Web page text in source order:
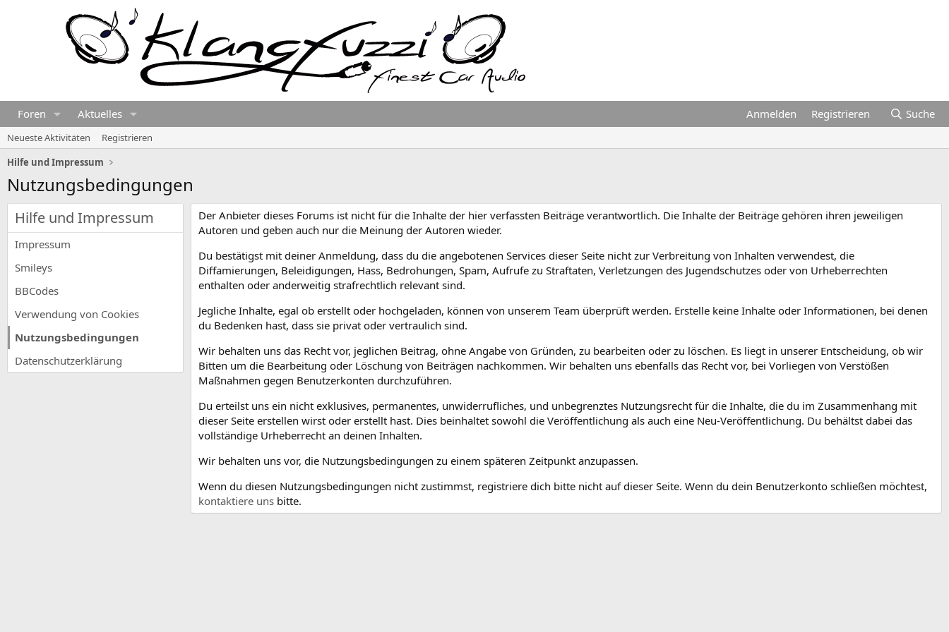
Foren Aktuelles Anmelden Registrieren Suche
Neueste Aktivitäten
Registrieren
Hilfe und Impressum
Nutzungsbedingungen
Hilfe und Impressum
Impressum
Smileys
BBCodes
Verwendung von Cookies
Nutzungsbedingungen
Datenschutzerklärung
Der Anbieter dieses Forums ist nicht für die Inhalte der hier verfassten Beiträge verantwortlich. Die Inhalte der Beiträge gehören ihren jeweiligen
Autoren und geben auch nur die Meinung der Autoren wieder.
Du bestätigst mit deiner Anmeldung, dass du die angebotenen Services dieser Seite nicht zur Verbreitung von Inhalten verwendest, die
Diffamierungen, Beleidigungen, Hass, Bedrohungen, Spam, Aufrufe zu Straftaten, Verletzungen des Jugendschutzes oder von Urheberrechten
enthalten oder anderweitig strafrechtlich relevant sind.
Jegliche Inhalte, egal ob erstellt oder hochgeladen, können von unserem Team überprüft werden. Erstelle keine Inhalte oder Informationen, bei denen
du Bedenken hast, dass sie privat oder vertraulich sind.
Wir behalten uns das Recht vor, jeglichen Beitrag, ohne Angabe von Gründen, zu bearbeiten oder zu löschen. Es liegt in unserer Entscheidung, ob wir
Bitten um die Bearbeitung oder Löschung von Beiträgen nachkommen. Wir behalten uns ebenfalls das Recht vor, bei Vorliegen von Verstößen
Maßnahmen gegen Benutzerkonten durchzuführen.
Du erteilst uns ein nicht exklusives, permanentes, unwiderrufliches, und unbegrenztes Nutzungsrecht für die Inhalte, die du im Zusammenhang mit
dieser Seite erstellen wirst oder erstellt hast. Dies beinhaltet sowohl die Veröffentlichung als auch eine Neu-Veröffentlichung. Du behältst dabei das
vollständige Urheberrecht an deinen Inhalten.
Wir behalten uns vor, die Nutzungsbedingungen zu einem späteren Zeitpunkt anzupassen.
Wenn du diesen Nutzungsbedingungen nicht zustimmst, registriere dich bitte nicht auf dieser Seite. Wenn du dein Benutzerkonto schließen möchtest,
kontaktiere uns bitte.